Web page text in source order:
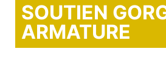
SOUTIEN
ARMATURE